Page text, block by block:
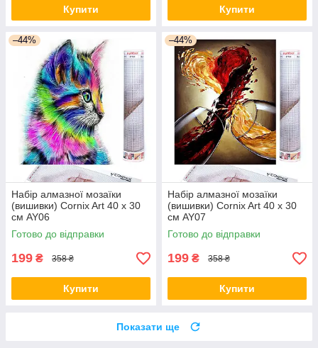
Купити Купити
–44%
Набір алмазної мозаїки
(вишивки) Cornix Art 40 x 30
см AY06
Готово до відправки
199 ₴ 358 ₴
Купити
–44%
Набір алмазної мозаїки
(вишивки) Cornix Art 40 x 30
см AY07
Готово до відправки
199 ₴ 358 ₴
Купити
Показати ще